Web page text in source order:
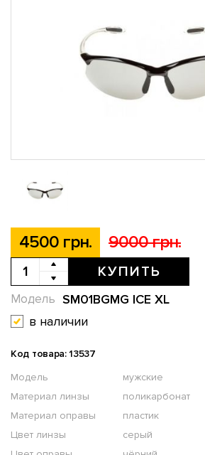
4500 грн. 9000 грн.
КУПИТЬ
SM01BGMG ICE XL
Модель
в наличии
Код товара: 13537
Модель
мужские
Материал линзы
поликарбонат
Материал оправы
пластик
Цвет линзы
серый